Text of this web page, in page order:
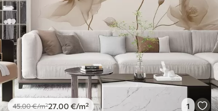
45.00€/m²27 .00 €/m² 1